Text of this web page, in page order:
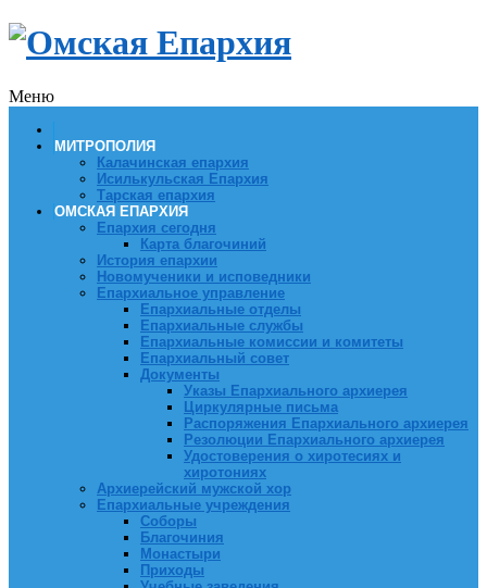
Меню
МИТРОПОЛИЯ
Калачинская епархия
Исилькульская Епархия
Тарская епархия
ОМСКАЯ ЕПАРХИЯ
Епархия сегодня
Карта благочиний
История епархии
Новомученики и исповедники
Епархиальное управление
Епархиальные отделы
Епархиальные службы
Епархиальные комиссии и комитеты
Епархиальный совет
Документы
Указы Епархиального архиерея
Циркулярные письма
Распоряжения Епархиального архиерея
Резолюции Епархиального архиерея
Удостоверения о хиротесиях и
хиротониях
Архиерейский мужской хор
Епархиальные учреждения
Соборы
Благочиния
Монастыри
Приходы